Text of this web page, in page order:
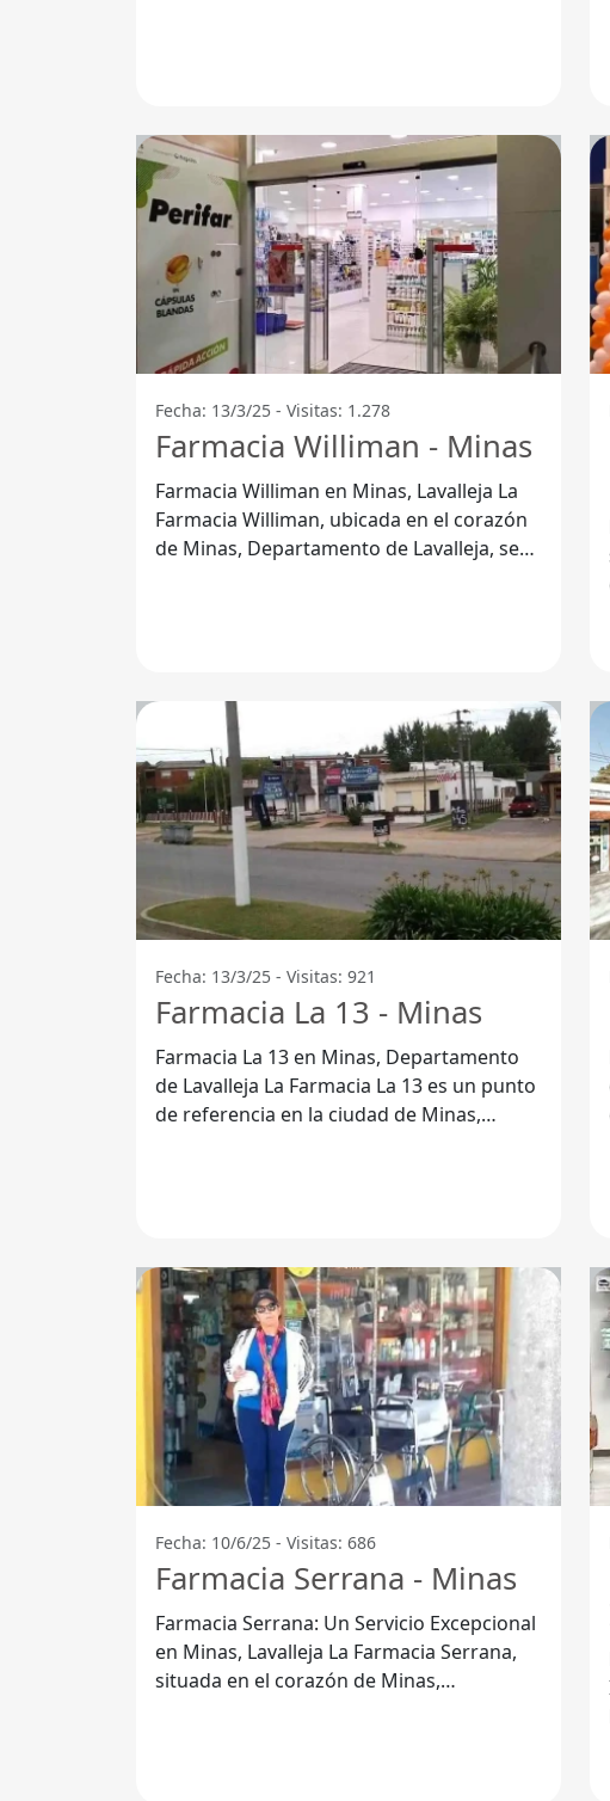
Fecha: 13/3/25 - Visitas: 1.278
Farmacia Williman - Minas
Farmacia Williman en Minas, Lavalleja La
Farmacia Williman, ubicada en el corazón
de Minas, Departamento de Lavalleja, se
Fecha: 13/3/25 - Visitas: 921
Farmacia La 13 - Minas
Farmacia La 13 en Minas, Departamento
de Lavalleja La Farmacia La 13 es un punto
de referencia en la ciudad de Minas,
Fecha: 10/6/25 - Visitas: 686
Farmacia Serrana - Minas
Farmacia Serrana: Un Servicio Excepcional
en Minas, Lavalleja La Farmacia Serrana,
situada en el corazón de Minas,